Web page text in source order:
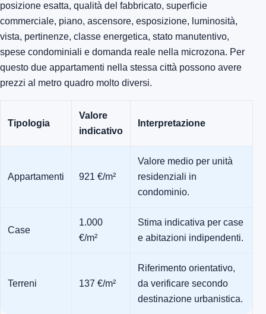
posizione esatta, qualità del fabbricato, superficie
commerciale, piano, ascensore, esposizione, luminosità,
vista, pertinenze, classe energetica, stato manutentivo,
spese condominiali e domanda reale nella microzona. Per
questo due appartamenti nella stessa città possono avere
prezzi al metro quadro molto diversi.
Tipologia
Valore
indicativo
Interpretazione
Appartamenti 921 €/m²
Valore medio per unità
residenziali in
condominio.
Case
1.000
€/m²
Stima indicativa per case
e abitazioni indipendenti.
Terreni 137 €/m²
Riferimento orientativo,
da verificare secondo
destinazione urbanistica.